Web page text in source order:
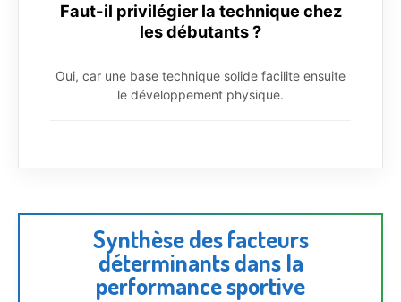
Faut-il privilégier la technique chez
les débutants ?
Oui, car une base technique solide facilite ensuite
le développement physique.
Synthèse des facteurs
déterminants dans la
performance sportive